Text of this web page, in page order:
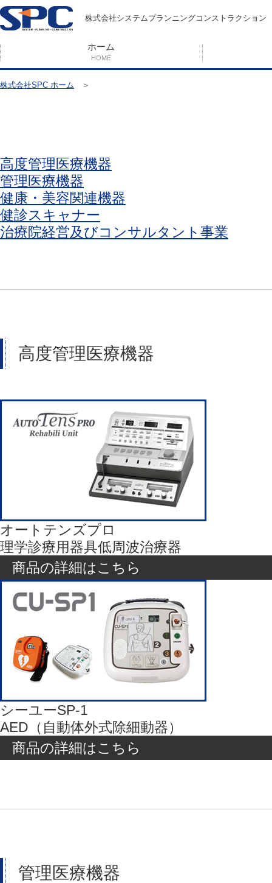
株式会社システムプランニングコンストラクション
ホーム
HOME
株式会社SPC ホーム ＞
高度管理医療機器
管理医療機器
健康・美容関連機器
健診スキャナー
治療院経営及びコンサルタント事業
高度管理医療機器
オートテンズプロ
理学診療用器具低周波治療器
商品の詳細はこちら
シーユーSP-1
AED（自動体外式除細動器）
商品の詳細はこちら
管理医療機器